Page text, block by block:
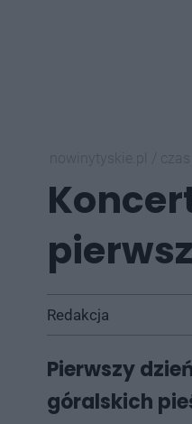
Redakcja
Pierwszy
góralskich